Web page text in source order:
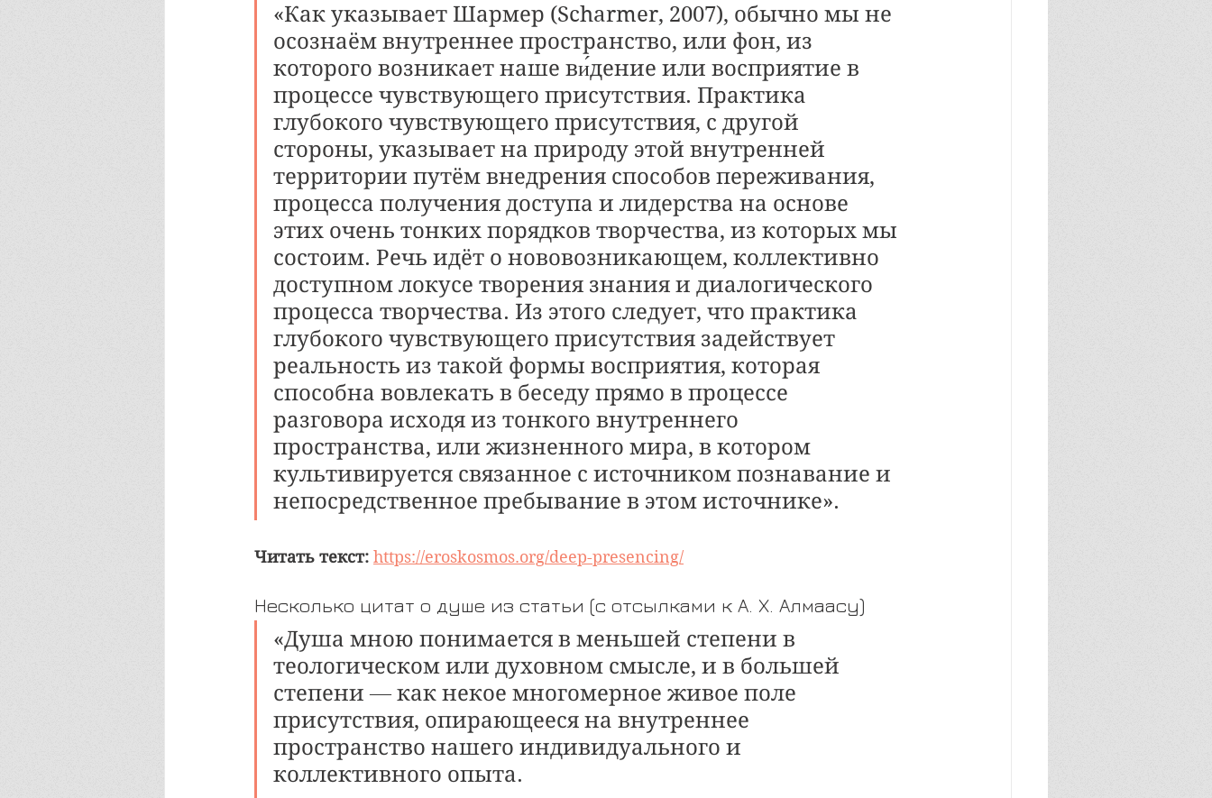
«Как указывает Шармер (Scharmer, 2007), обычно мы не
осознаём внутреннее пространство, или фон, из
которого возникает наше ви́дение или восприятие в
процессе чувствующего присутствия. Практика
глубокого чувствующего присутствия, с другой
стороны, указывает на природу этой внутренней
территории путём внедрения способов переживания,
процесса получения доступа и лидерства на основе
этих очень тонких порядков творчества, из которых мы
состоим. Речь идёт о нововозникающем, коллективно
доступном локусе творения знания и диалогического
процесса творчества. Из этого следует, что практика
глубокого чувствующего присутствия задействует
реальность из такой формы восприятия, которая
способна вовлекать в беседу прямо в процессе
разговора исходя из тонкого внутреннего
пространства, или жизненного мира, в котором
культивируется связанное с источником познавание и
непосредственное пребывание в этом источнике».
Читать текст: https://eroskosmos.org/deep-presencing/
Несколько цитат о душе из статьи (с отсылками к А. Х. Алмаасу)
«Душа мною понимается в меньшей степени в
теологическом или духовном смысле, и в большей
степени — как некое многомерное живое поле
присутствия, опирающееся на внутреннее
пространство нашего индивидуального и
коллективного опыта.